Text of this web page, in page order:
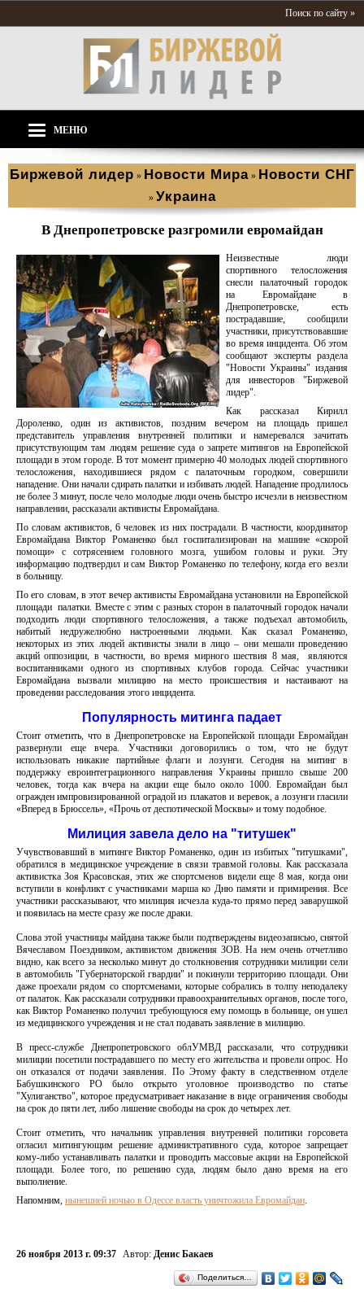
Поиск по сайту »
МЕНЮ
Биржевой лидер » Новости Мира » Новости СНГ
» Украина
В Днепропетровске разгромили евромайдан
Неизвестные люди
спортивного телосложения
снесли палаточный городок
на Евромайдане в
Днепропетровске, есть
пострадавшие, сообщили
участники, присутствовавшие
во время инцидента. Об этом
сообщают эксперты раздела
"Новости Украины" издания
для инвесторов "Биржевой
лидер".
Как рассказал Кирилл
Дороленко, один из активистов, поздним вечером на площадь пришел
представитель управления внутренней политики и намеревался зачитать
присутствующим там людям решение суда о запрете митингов на Европейской
площади в этом городе. В тот момент примерно 40 молодых людей спортивного
телосложения, находившиеся рядом с палаточным городком, совершили
нападение. Они начали сдирать палатки и избивать людей. Нападение продлилось
не более 3 минут, после чело молодые люди очень быстро исчезли в неизвестном
направлении, рассказали активисты Евромайдана.
По словам активистов, 6 человек из них пострадали. В частности, координатор
Евромайдана Виктор Романенко был госпитализирован на машине «скорой
помощи» с сотрясением головного мозга, ушибом головы и руки. Эту
информацию подтвердил и сам Виктор Романенко по телефону, когда его везли
в больницу.
По его словам, в этот вечер активисты Евромайдана установили на Европейской
площади палатки. Вместе с этим с разных сторон в палаточный городок начали
подходить люди спортивного телосложения, а также подъехал автомобиль,
набитый недружелюбно настроенными людьми. Как сказал Романенко,
некоторых из этих людей активисты знали в лицо – они мешали проведению
акций оппозиции, в частности, во время мирного шествия 8 мая, являются
воспитанниками одного из спортивных клубов города. Сейчас участники
Евромайдана вызвали милицию на место происшествия и настаивают на
проведении расследования этого инцидента.
Популярность митинга падает
Стоит отметить, что в Днепропетровске на Европейской площади Евромайдан
развернули еще вчера. Участники договорились о том, что не будут
использовать никакие партийные флаги и лозунги. Сегодня на митинг в
поддержку евроинтеграционного направления Украины пришло свыше 200
человек, тогда как вчера на акции еще было около 1000. Евромайдан был
огражден импровизированной оградой из плакатов и веревок, а лозунги гласили
«Вперед в Брюссель», «Прочь от деспотической Москвы» и тому подобное.
Милиция завела дело на "титушек"
Учувствовавший в митинге Виктор Романенко, один из избитых "титушками",
обратился в медицинское учреждение в связи травмой головы. Как рассказала
активистка Зоя Красовская, этих же спортсменов видели еще 8 мая, когда они
вступили в конфликт с участниками марша ко Дню памяти и примирения. Все
участники рассказывают, что милиция исчезла куда-то прямо перед заварушкой
и появилась на месте сразу же после драки.
Слова этой участницы майдана также были подтверждены видеозаписью, снятой
Вячеславом Поездником, активистом движения ЗОВ. На нем очень отчетливо
видно, как всего за несколько минут до столкновения сотрудники милиции сели
в автомобиль "Губернаторской гвардии" и покинули территорию площади. Они
даже проехали рядом со спортсменами, которые собрались в толпу неподалеку
от палаток. Как рассказали сотрудники правоохранительных органов, после того,
как Виктор Романенко получил требующуюся ему помощь в больнице, он ушел
из медицинского учреждения и не стал подавать заявление в милицию.
В пресс-службе Днепропетровского облУМВД рассказали, что сотрудники
милиции посетили пострадавшего по месту его жительства и провели опрос. Но
он отказался от подачи заявления. По Этому факту в следственном отделе
Бабушкинского РО было открыто уголовное производство по статье
"Хулиганство", которое предусматривает наказание в виде ограничения свободы
на срок до пяти лет, либо лишение свободы на срок до четырех лет.
Стоит отметить, что начальник управления внутренней политики горсовета
огласил митингующим решение административного суда, которое запрещает
кому-либо устанавливать палатки и проводить массовые акции на Европейской
площади. Более того, по решению суда, людям было дано время на его
выполнение.
Напомним, нынешней ночью в Одессе власть уничтожила Евромайдан.
26 ноября 2013 г. 09:37 Автор: Денис Бакаев
Поделиться…